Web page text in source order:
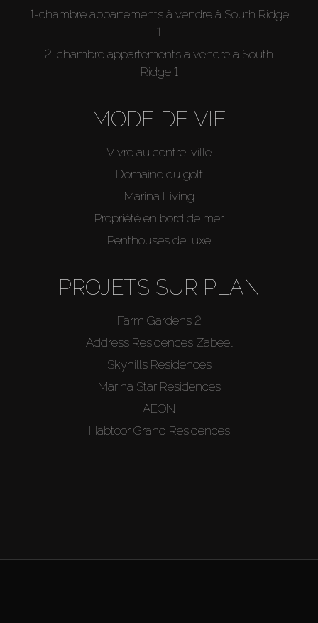
1-chambre appartements à vendre à South Ridge
1
2-chambre appartements à vendre à South
Ridge 1
MODE DE VIE
Vivre au centre-ville
Domaine du golf
Marina Living
Propriété en bord de mer
Penthouses de luxe
PROJETS SUR PLAN
Farm Gardens 2
Address Residences Zabeel
Skyhills Residences
Marina Star Residences
AEON
Habtoor Grand Residences